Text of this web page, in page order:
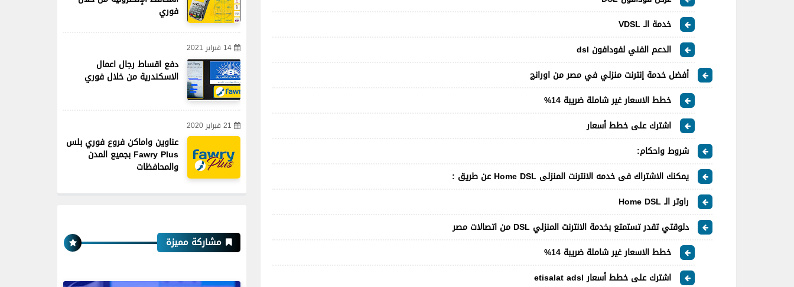
خدمة الـ VDSL
الدعم الفني لفودافون dsl
أفضل خدمة إنترنت منزلي في مصر من اورانچ
خطط الاسعار غير شاملة ضريبة 14%
اشترك على خطط أسعار
شروط واحكام:
يمكنك الاشتراك فى خدمه الانترنت المنزلى Home DSL عن طريق :
راوتر الـ Home DSL
دلوقتي تقدر تستمتع بخدمة الانترنت المنزلي DSL من اتصالات مصر
خطط الاسعار غير شاملة ضريبة 14%
اشترك على خطط أسعار etisalat adsl
فوري
14 فبراير 2021
دفع اقساط رجال اعمال
الاسكندرية من خلال فوري
21 فبراير 2020
عناوين واماكن فروع فوري بلس
Fawry Plus بجميع المدن
والمحافظات
مشاركة مميزة